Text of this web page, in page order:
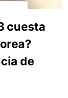
cuesta
de